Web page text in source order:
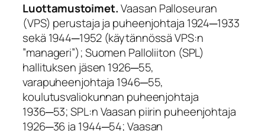
Luottamustoimet.Vaasan Palloseuran
(VPS) perustaja ja puheenjohtaja 1924─1933
sekä 1944─1952 (käytännössä VPS:n
”manageri”); Suomen Palloliiton (SPL)
hallituksen jäsen 1926─55,
varapuheenjohtaja 1946─55,
koulutusvaliokunnan puheenjohtaja
1936─53; SPL:n Vaasan piirin puheenjohtaja
1926─36 ja 1944─54; Vaasan